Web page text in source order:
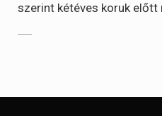
szerint kétéves koruk előtt